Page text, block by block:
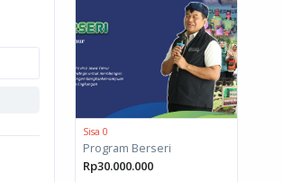
Sisa 0
Program Berseri
Rp30.000.000